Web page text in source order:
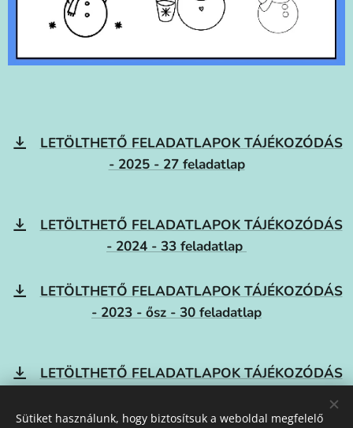
LETÖLTHETŐ FELADATLAPOK TÁJÉKOZÓDÁS
- 2025 - 27 feladatlap
LETÖLTHETŐ FELADATLAPOK TÁJÉKOZÓDÁS
- 2024 - 33 feladatlap
LETÖLTHETŐ FELADATLAPOK TÁJÉKOZÓDÁS
- 2023 - ősz - 30 feladatlap
LETÖLTHETŐ FELADATLAPOK TÁJÉKOZÓDÁS
Sütiket használunk, hogy biztosítsuk a weboldal megfelelő